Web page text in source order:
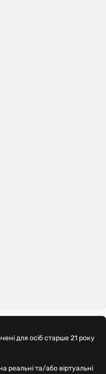
для осіб старше 21 року
реальні та/або віртуальні